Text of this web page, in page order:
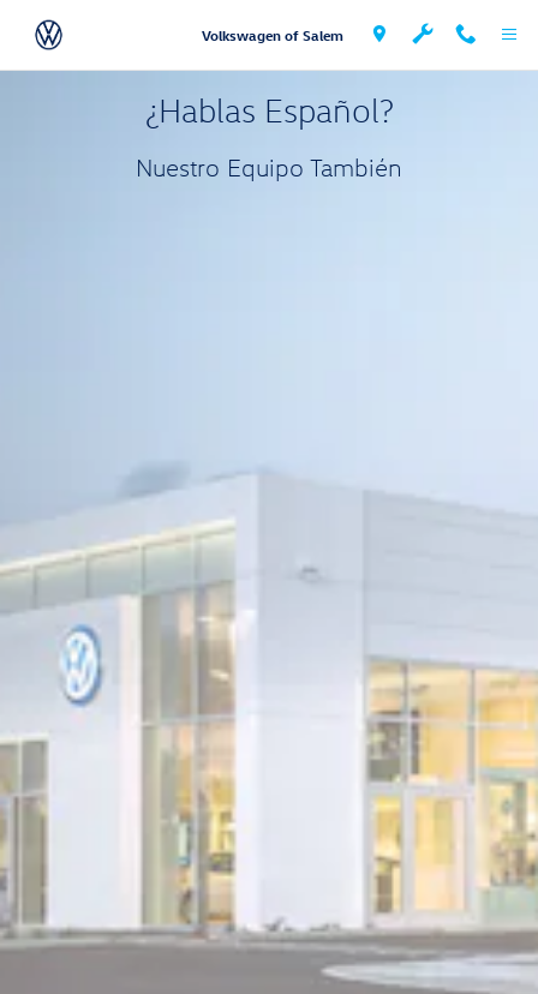
¡Nosotros Hablamos Español!
Volkswagen of Salem
¿Hablas Español?
Nuestro Equipo También